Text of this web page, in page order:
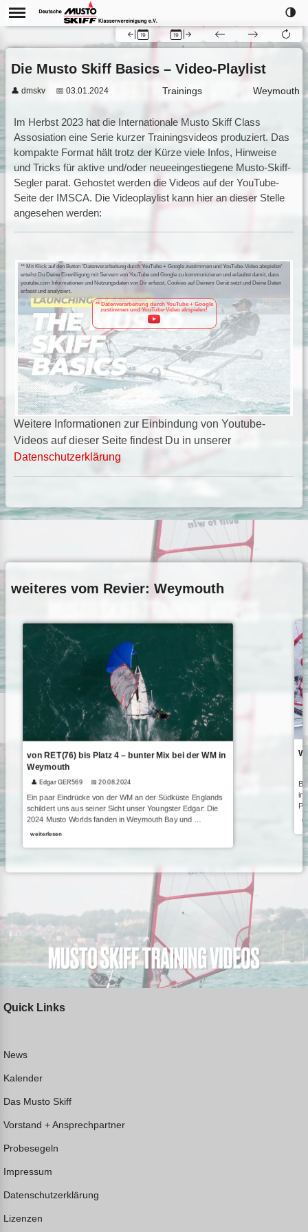
🌗
Die Musto Skiff Basics – Video-Playlist
👤 dmskv 📅 03.01.2024 Trainings Weymouth
Im Herbst 2023 hat die Internationale Musto Skiff Class
Assosiation eine Serie kurzer Trainingsvideos produziert. Das
kompakte Format hält trotz der Kürze viele Infos, Hinweise
und Tricks für aktive und/oder neueeingestiegene Musto-Skiff-
Segler parat. Gehostet werden die Videos auf der YouTube-
Seite der IMSCA. Die Videoplaylist kann hier an dieser Stelle
angesehen werden:
** Mit Klick auf den Button 'Datenverarbeitung durch YouTube + Google zustimmen und YouTube-Video abspielen'
erteilst Du Deine Einwilligung mit Servern von YouTube und Google zu kommunizieren und erlaubst damit, dass
youtube.com Informationen und Nutzungsdaten von Dir erfasst, Cookies auf Deinem Gerät setzt und Deine Daten
erfasst und analysiert.
** Datenverarbeitung durch YouTube + Google
zustimmen und YouTube-Video abspielen!
Weitere Informationen zur Einbindung von Youtube-
Videos auf dieser Seite findest Du in unserer
Datenschutzerklärung
weiteres vom Revier: Weymouth
von RET(76) bis Platz 4 – bunter Mix bei der WM in
Weymouth
👤 Edgar GER569 📅 20.08.2024
Ein paar Eindrücke von der WM an der Südküste Englands
schildert uns aus seiner Sicht unser Youngster Edgar: Die
2024 Musto Worlds fanden in Weymouth Bay und …
weiterlesen
in
Quick Links
News
Kalender
Das Musto Skiff
Vorstand + Ansprechpartner
Probesegeln
Impressum
Datenschutzerklärung
Lizenzen